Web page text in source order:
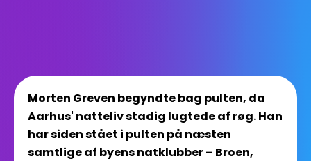
Morten Greven begyndte bag pulten, da
Aarhus' natteliv stadig lugtede af røg. Han
har siden stået i pulten på næsten
samtlige af byens natklubber – Broen,